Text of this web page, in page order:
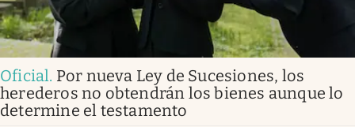
Oficial. Por nueva Ley de Sucesiones, los
herederos no obtendrán los bienes aunque lo
determine el testamento